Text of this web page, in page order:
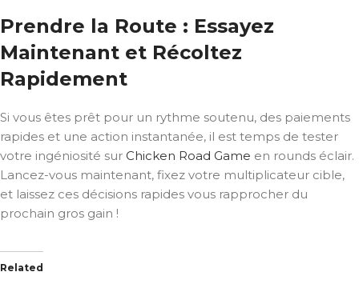
Prendre la Route : Essayez
Maintenant et Récoltez
Rapidement
Si vous êtes prêt pour un rythme soutenu, des paiements
rapides et une action instantanée, il est temps de tester
votre ingéniosité sur Chicken Road Game en rounds éclair.
Lancez-vous maintenant, fixez votre multiplicateur cible,
et laissez ces décisions rapides vous rapprocher du
prochain gros gain !
Related